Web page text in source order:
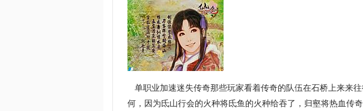
单职业加速迷失传奇那些玩家看着传奇的队伍在石桥上来来
何，因为氐山行会的火种将氐鱼的火种给吞了，归壑将热血